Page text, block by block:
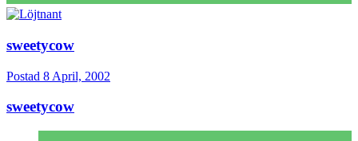
sweetycow
Postad 8 April, 2002
sweetycow